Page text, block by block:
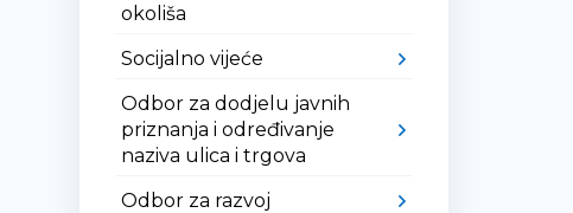
okoliša
Socijalno vijeće
Odbor za dodjelu javnih
priznanja i određivanje
naziva ulica i trgova
Odbor za razvoj